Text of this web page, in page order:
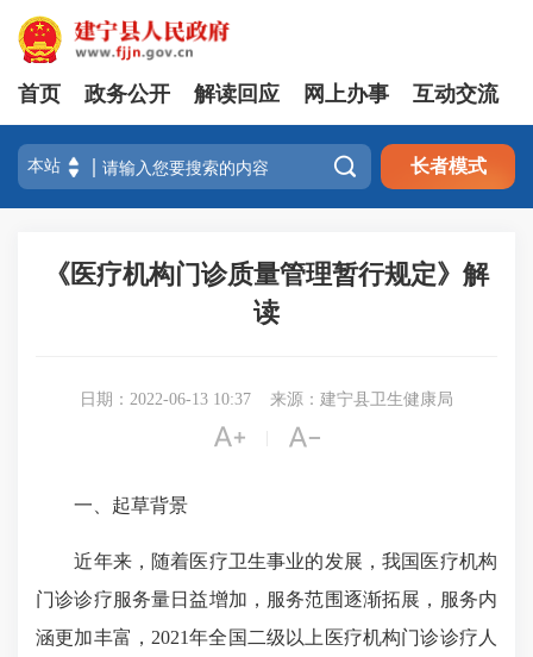
首页 政务公开 解读回应 网上办事 互动交流
 长者模式
《医疗机构门诊质量管理暂行规定》解
读
日期：2022-06-13 10:37 来源：建宁县卫生健康局
 
一、起草背景
近年来，随着医疗卫生事业的发展，我国医疗机构
门诊诊疗服务量日益增加，服务范围逐渐拓展，服务内
涵更加丰富，2021年全国二级以上医疗机构门诊诊疗人